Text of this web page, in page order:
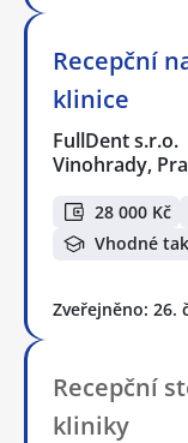
Recepční
klinice
FullDent s.r.o.
Vinohrady,
28 000 Kč
Vhodné
Zveřejněno: 26.
Recepční
kliniky